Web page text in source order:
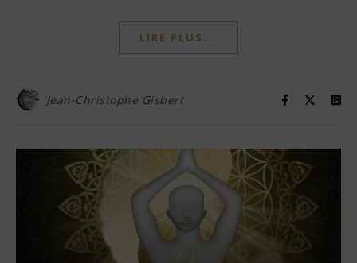
LIRE PLUS...
Jean-Christophe Gisbert